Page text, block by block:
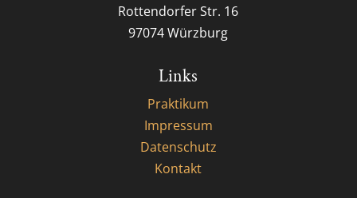
Rottendorfer Str. 16
97074 Würzburg
Links
Praktikum
Impressum
Datenschutz
Kontakt